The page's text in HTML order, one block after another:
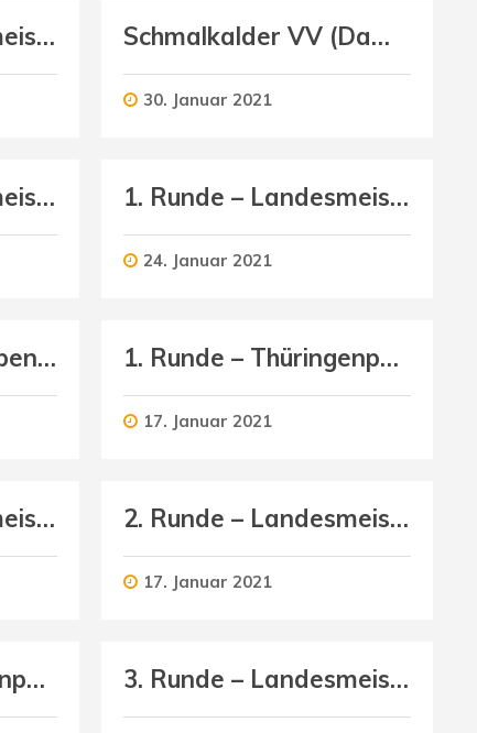
4. Runde – Landesmeisterschaft U14 weiblich
1. Runde – Landesmeisterschaft U12 weiblich
SV Medizin Bad Liebenstein (Herren) : Schmalkalder VV (Herren II)
2. Runde – Landesmeisterschaft U13 weiblich
1. Runde – Thüringenpokal U14 männlich
Schmalkalder VV (Damen) : VV Werratal Bad Salzungen (Damen)
30. Januar 2021
1. Runde – Landesmeisterschaft U12 männlich
24. Januar 2021
1. Runde – Thüringenpokal U16 männlich
17. Januar 2021
2. Runde – Landesmeisterschaft U13 männlich
17. Januar 2021
3. Runde – Landesmeisterschaft U14 weiblich